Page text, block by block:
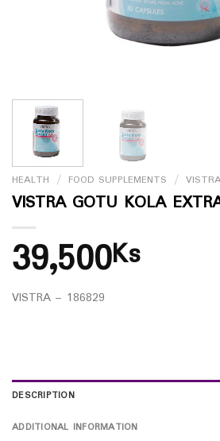
HEALTH / FOOD SUPPLEMENTS /
VISTRA GOTU KOLA
39,500Ks
VISTRA – 186829
DESCRIPTION
ADDITIONAL INFORMATION